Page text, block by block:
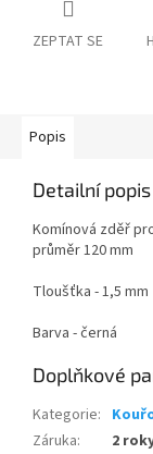
ZEPTAT SE
Popis
Detailní
Komínová zděř
průměr 120 mm
Tloušťka - 1,5 mm
Barva - černá
Doplňkové
Kategorie:
Záruka:
2